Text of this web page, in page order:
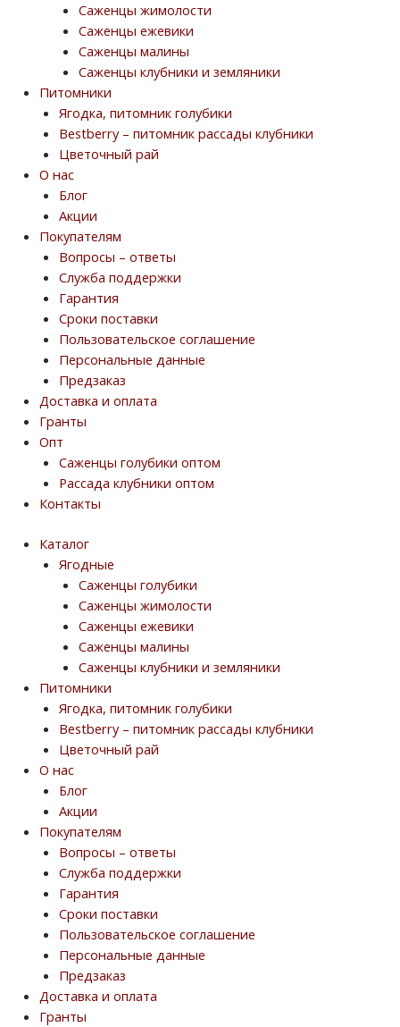
Саженцы жимолости
Саженцы ежевики
Саженцы малины
Саженцы клубники и земляники
Питомники
Ягодка, питомник голубики
Bestberry – питомник рассады клубники
Цветочный рай
О нас
Блог
Акции
Покупателям
Вопросы – ответы
Служба поддержки
Гарантия
Сроки поставки
Пользовательское соглашение
Персональные данные
Предзаказ
Доставка и оплата
Гранты
Опт
Саженцы голубики оптом
Рассада клубники оптом
Контакты
Каталог
Ягодные
Саженцы голубики
Саженцы жимолости
Саженцы ежевики
Саженцы малины
Саженцы клубники и земляники
Питомники
Ягодка, питомник голубики
Bestberry – питомник рассады клубники
Цветочный рай
О нас
Блог
Акции
Покупателям
Вопросы – ответы
Служба поддержки
Гарантия
Сроки поставки
Пользовательское соглашение
Персональные данные
Предзаказ
Доставка и оплата
Гранты